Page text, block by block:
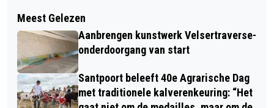
THEATERVOORSTELLING ‘DOOR EN
ROOSJE’ IN HET KOETSHUIJS
HEEMSKERK
NOVA COLLEGE CIOS HAARLEM
HOOFDDORP GAAT VOOR VITALITEIT
EN GEZONDE VOEDING
Meest Gelezen
Aanbrengen kunstwerk Velsertraverse-
onderdoorgang van start
Santpoort beleeft 40e Agrarische Dag
met traditionele kalverenkeuring: “Het